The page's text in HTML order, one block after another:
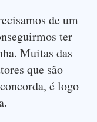
de um
ter
Muitas das
que são
é logo